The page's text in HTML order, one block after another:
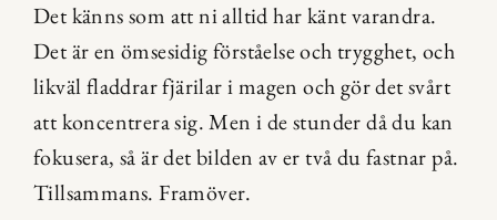
Det känns som att ni alltid har känt varandra.
Det är en ömsesidig förståelse och trygghet, och
likväl fladdrar fjärilar i magen och gör det svårt
att koncentrera sig. Men i de stunder då du kan
fokusera, så är det bilden av er två du fastnar på.
Tillsammans. Framöver.